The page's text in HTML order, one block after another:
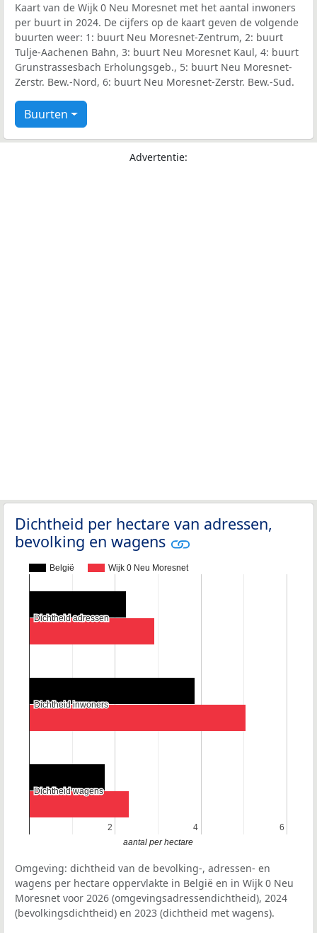
Kaart van de Wijk 0 Neu Moresnet met het aantal inwoners
per buurt in 2024. De cijfers op de kaart geven de volgende
buurten weer: 1: buurt Neu Moresnet-Zentrum, 2: buurt
Tulje-Aachenen Bahn, 3: buurt Neu Moresnet Kaul, 4: buurt
Grunstrassesbach Erholungsgeb., 5: buurt Neu Moresnet-
Zerstr. Bew.-Nord, 6: buurt Neu Moresnet-Zerstr. Bew.-Sud.
Buurten
Advertentie:
Dichtheid per hectare van adressen,
bevolking en wagens
België Wijk 0 Neu Moresnet
2
2 4
4 6
6
Dichtheid adressen
Dichtheid adressen
Dichtheid inwoners
Dichtheid inwoners
Dichtheid wagens
Dichtheid wagens
aantal per hectare
Omgeving: dichtheid van de bevolking-, adressen- en
wagens per hectare oppervlakte in België en in Wijk 0 Neu
Moresnet voor 2026 (omgevingsadressendichtheid), 2024
(bevolkingsdichtheid) en 2023 (dichtheid met wagens).